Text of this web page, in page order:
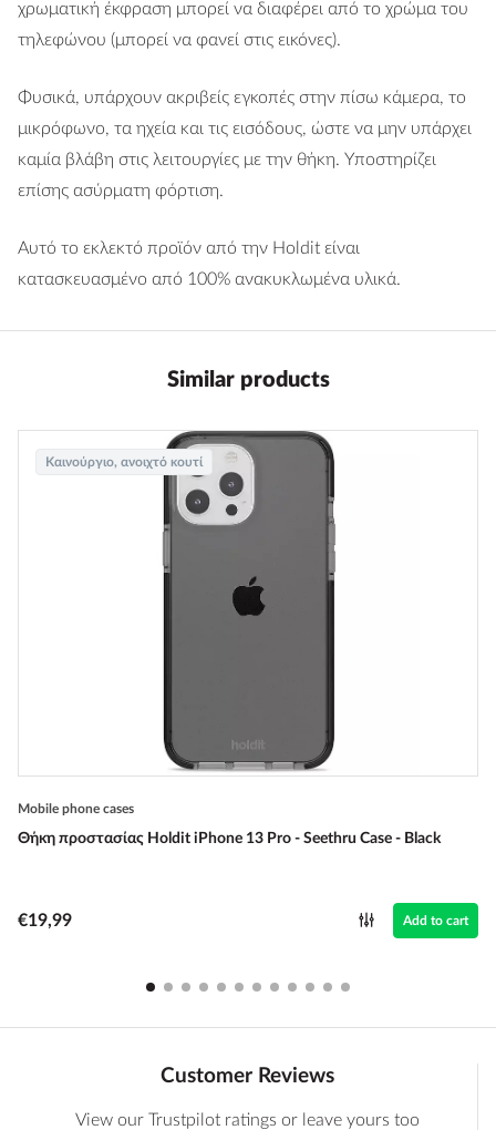
χρωματική έκφραση μπορεί να διαφέρει από το χρώμα του
τηλεφώνου (μπορεί να φανεί στις εικόνες).
Φυσικά, υπάρχουν ακριβείς εγκοπές στην πίσω κάμερα, το
μικρόφωνο, τα ηχεία και τις εισόδους, ώστε να μην υπάρχει
καμία βλάβη στις λειτουργίες με την θήκη. Υποστηρίζει
επίσης ασύρματη φόρτιση.
Αυτό το εκλεκτό προϊόν από την Holdit είναι
κατασκευασμένο από 100% ανακυκλωμένα υλικά.
Similar products
Καινούργιο, ανοιχτό κουτί
Mobile phone cases
Θήκη προστασίας Holdit iPhone 13 Pro - Seethru Case - Black
€19,99 Add to cart
Customer Reviews
View our Trustpilot ratings or leave yours too